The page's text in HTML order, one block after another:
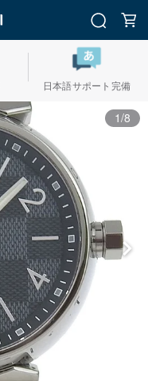
日本語サポート完備
1/8